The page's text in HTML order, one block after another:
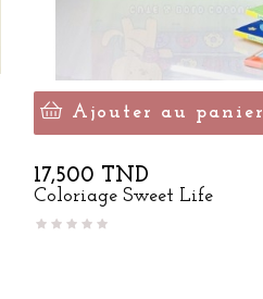
Ajouter au panier
Prix
17,500 TND
Coloriage Sweet Life